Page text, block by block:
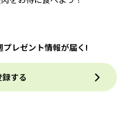
レゼント情報が届く!
する